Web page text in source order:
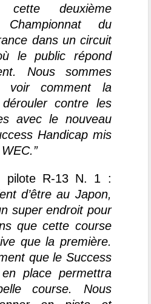
deuxième
du
dans un circuit
le public répond
Nous sommes
voir comment la
contre les
avec le nouveau
Handicap mis
pilote R-13 N. 1 :
d’être au Japon,
super endroit pour
que cette course
que la première.
que le Success
place permettra
course. Nous